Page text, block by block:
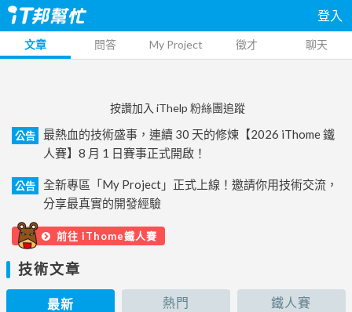
登入
文章 問答 My Project 徵才 聊天
按讚加入 iThelp 粉絲團追蹤
公告
最熱血的技術盛事，連續 30 天的修煉【2026 iThome 鐵
人賽】8 月 1 日賽事正式開啟！
公告
全新專區「My Project」正式上線！邀請你用技術交流，
分享最真實的開發經驗
前往 iThome鐵人賽
技術文章
最新 熱門 鐵人賽